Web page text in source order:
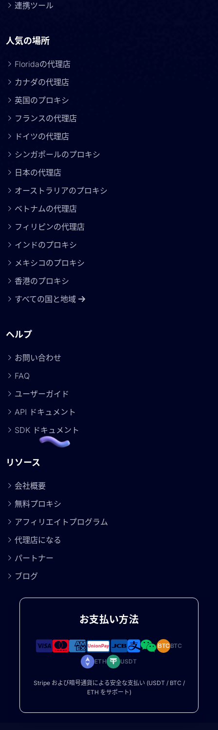
連携ツール
人気の場所
Floridaの代理店
カナダの代理店
英国のプロキシ
フランスの代理店
ドイツの代理店
シンガポールのプロキシ
日本の代理店
オーストラリアのプロキシ
ベトナムの代理店
フィリピンの代理店
インドのプロキシ
メキシコのプロキシ
香港のプロキシ
すべての国と地域
ヘルプ
お問い合わせ
FAQ
ユーザーガイド
API ドキュメント
SDK ドキュメント
リソース
会社概要
無料プロキシ
アフィリエイトプログラム
代理店になる
パートナー
ブログ
お支払い方法
BTCBTC
ETH USDT
Stripe および暗号通貨による安全な支払い (USDT / BTC /
ETH をサポート)